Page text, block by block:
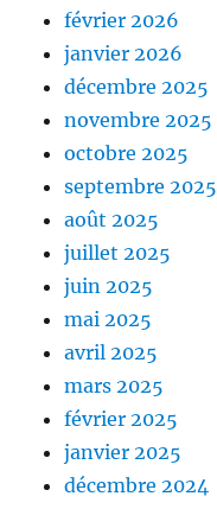
février 2026
janvier 2026
décembre 2025
novembre 2025
octobre 2025
septembre 2025
août 2025
juillet 2025
juin 2025
mai 2025
avril 2025
mars 2025
février 2025
janvier 2025
décembre 2024